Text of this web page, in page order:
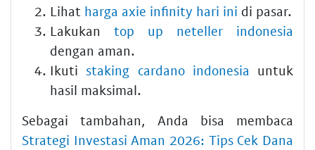
Lihat harga axie infinity hari ini di pasar.
Lakukan top up neteller indonesia
dengan aman.
Ikutistaking cardano indonesia untuk
hasil maksimal.
Sebagai tambahan, Anda bisa membaca
Strategi Investasi Aman 2026: Tips Cek Dana